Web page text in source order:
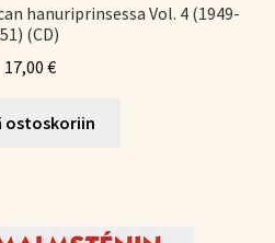
hanuriprinsessa Vol. 4 (1949-
51) (CD)
17,00 €
ostoskoriin